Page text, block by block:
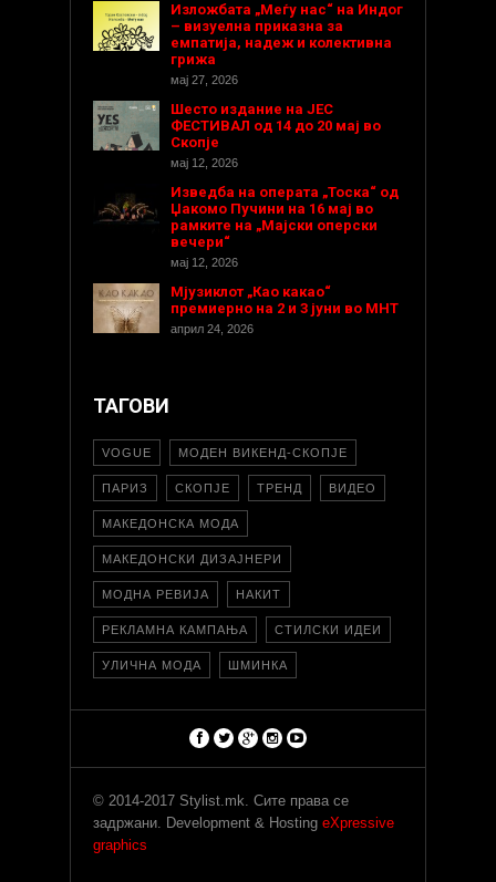
Изложбата „Меѓу нас“ на Индог
– визуелна приказна за
емпатија, надеж и колективна
грижа
мај 27, 2026
Шесто издание на ЈЕС
ФЕСТИВАЛ од 14 до 20 мај во
Скопје
мај 12, 2026
Изведба на операта „Тоска“ од
Џакомо Пучини на 16 мај во
рамките на „Мајски оперски
вечери“
мај 12, 2026
Мјузиклот „Као какао“
премиерно на 2 и 3 јуни во МНТ
април 24, 2026
ТАГОВИ
VOGUE МОДЕН ВИКЕНД-СКОПЈЕ
ПАРИЗ СКОПЈЕ ТРЕНД ВИДЕО
МАКЕДОНСКА МОДА
МАКЕДОНСКИ ДИЗАЈНЕРИ
МОДНА РЕВИЈА НАКИТ
РЕКЛАМНА КАМПАЊА СТИЛСКИ ИДЕИ
УЛИЧНА МОДА ШМИНКА
© 2014-2017 Stylist.mk. Сите права се
задржани. Development & Hosting eXpressive
graphics